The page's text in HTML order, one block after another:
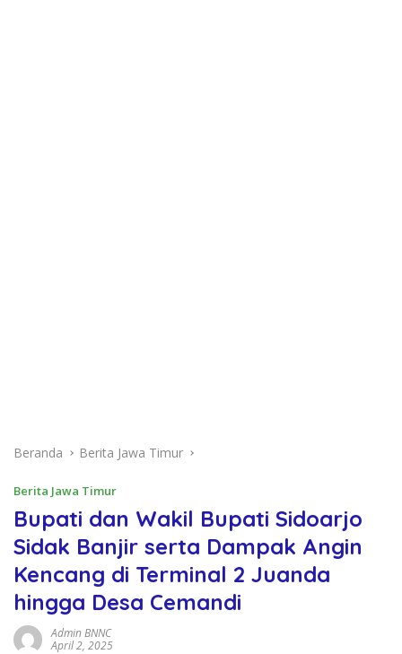
Beranda Berita Jawa Timur
Berita Jawa Timur
Bupati dan Wakil Bupati Sidoarjo
Sidak Banjir serta Dampak Angin
Kencang di Terminal 2 Juanda
hingga Desa Cemandi
Admin BNNC
April 2, 2025